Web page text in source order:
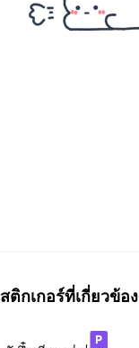
สติกเกอร์ที่เกี่ยวข้อง